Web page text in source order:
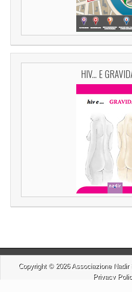
HIV... E
Copyright © 2026 Associazione Nadir
Privacy